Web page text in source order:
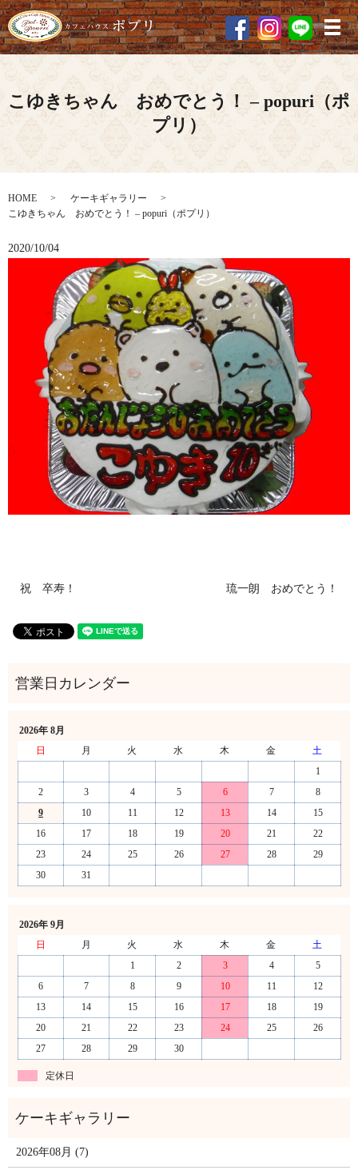
メ
こゆきちゃん おめでとう！ – popuri（ポ
プリ）
HOME
ケーキギャラリー
こゆきちゃん おめでとう！ – popuri（ポプリ）
2020/10/04
祝 卒寿！ 琉一朗 おめでとう！
2026年 8月
日
月 火 水 木 金
土
1
2
3 4 5 6 7
8
9
10 11 12 13 14
15
16
17 18 19 20 21
22
23
24 25 26 27 28
29
30
31
2026年 9月
日
月 火 水 木 金
土
1
2 3 4
5
6
7 8 9 10 11
12
13
14 15 16 17 18
19
20
21 22 23 24 25
26
27
28 29 30
定休日
2026年08月 (7)